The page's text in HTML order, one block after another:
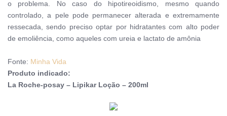
o problema. No caso do hipotireoidismo, mesmo quando
controlado, a pele pode permanecer alterada e extremamente
ressecada, sendo preciso optar por hidratantes com alto poder
de emoliência, como aqueles com ureia e lactato de amônia
Fonte: Minha Vida
Produto indicado:
La Roche-posay – Lipikar Loção – 200ml